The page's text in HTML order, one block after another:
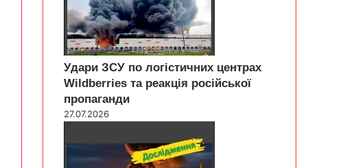
Удари ЗСУ по логістичних центрах
Wildberries та реакція російської
пропаганди
27.07.2026